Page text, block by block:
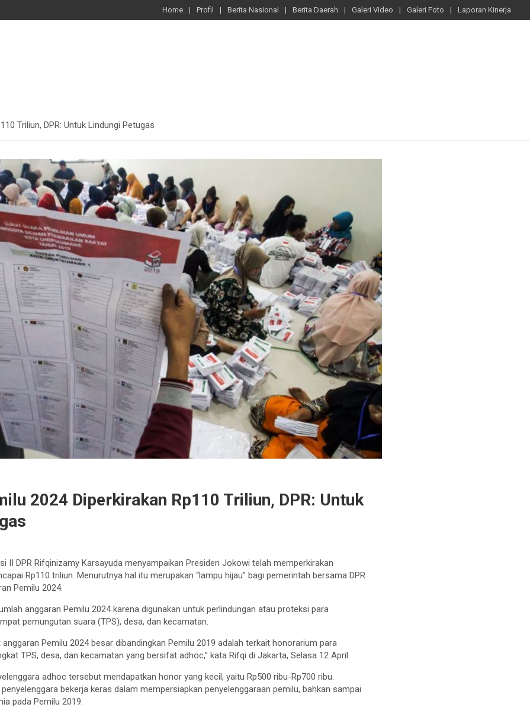
Home Profil Berita Nasional Berita Daerah Galeri Video Galeri Foto Laporan Kinerja
Triliun, DPR: Untuk Lindungi Petugas
2024 Diperkirakan Rp110 Triliun, DPR: Untuk
II DPR Rifqinizamy Karsayuda menyampaikan Presiden Jokowi telah memperkirakan
Rp110 triliun. Menurutnya hal itu merupakan “lampu hijau” bagi pemerintah bersama DPR
Pemilu 2024.
anggaran Pemilu 2024 karena digunakan untuk perlindungan atau proteksi para
pemungutan suara (TPS), desa, dan kecamatan.
Pemilu 2024 besar dibandingkan Pemilu 2019 adalah terkait honorarium para
TPS, desa, dan kecamatan yang bersifat adhoc,” kata Rifqi di Jakarta, Selasa 12 April.
adhoc tersebut mendapatkan honor yang kecil, yaitu Rp500 ribu-Rp700 ribu.
bekerja keras dalam mempersiapkan penyelenggaraan pemilu, bahkan sampai
pada Pemilu 2019.